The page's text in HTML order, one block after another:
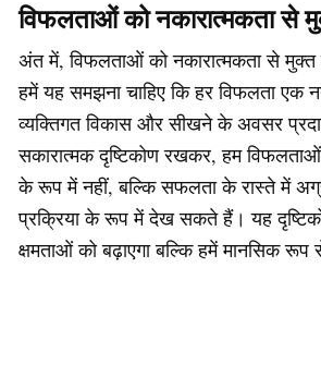
विफलताओं को नकारात्मकता से
अंत में, विफलताओं को नकारात्मकता से
हमें यह समझना चाहिए कि हर विफलता एक
व्यक्तिगत विकास और सीखने के अवसर
सकारात्मक दृष्टिकोण रखकर, हम
के रूप में नहीं, बल्कि सफलता के रास्ते में
प्रक्रिया के रूप में देख सकते हैं। यह
क्षमताओं को बढ़ाएगा बल्कि हमें मानसिक रूप